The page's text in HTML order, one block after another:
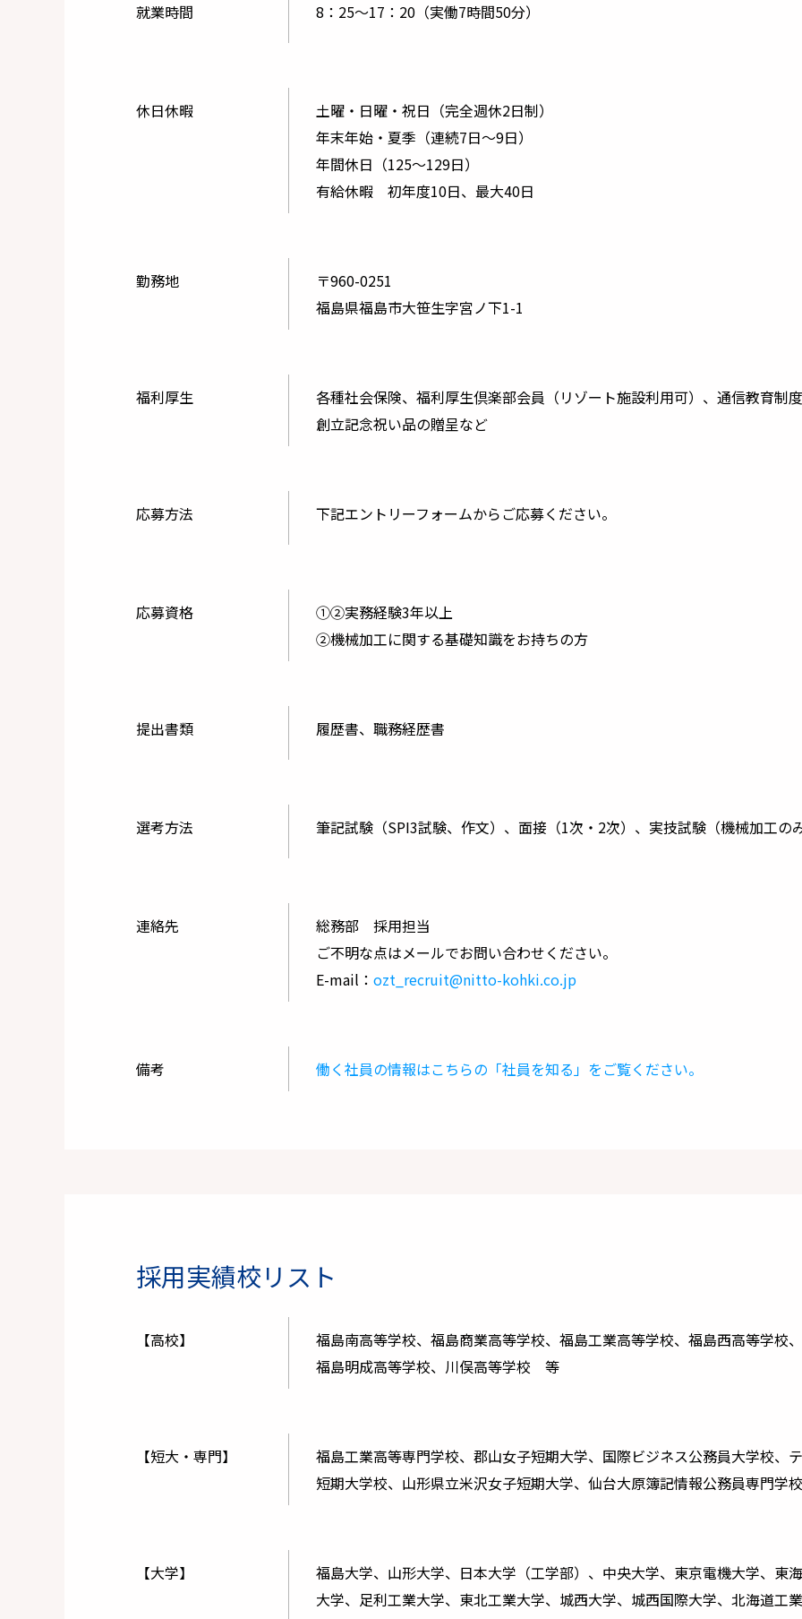
就業時間 8：25～17：20（実働7時間50分）
休日休暇
土曜・日曜・祝日（完全週休2日制）
年末年始・夏季（連続7日～9日）
年間休日（125～129日）
有給休暇 初年度10日、最大40日
勤務地
〒960-0251
福島県福島市大笹生字宮ノ下1-1
福利厚生
各種社会保険、福利厚生倶楽部会員（リゾート施設利用可）、通信教育制
創立記念祝い品の贈呈など
応募方法 下記エントリーフォームからご応募ください。
応募資格
①②実務経験3年以上
②機械加工に関する基礎知識をお持ちの方
提出書類 履歴書、職務経歴書
選考方法 筆記試験（SPI3試験、作文）、面接（1次・2次）、実技試験（機械加工の
連絡先
総務部 採用担当
ご不明な点はメールでお問い合わせください。
E-mail： ozt_recruit@nitto-kohki.co.jp
備考 働く社員の情報はこちらの「社員を知る」をご覧ください。
採用実績校リスト
【高校】
福島南高等学校、福島商業高等学校、福島工業高等学校、福島西高等学校
福島明成高等学校、川俣高等学校 等
【短大・専門】
福島工業高等専門学校、郡山女子短期大学、国際ビジネス公務員大学校、
短期大学校、山形県立米沢女子短期大学、仙台大原簿記情報公務員専門
【大学】
福島⼤学、山形大学、⽇本⼤学（⼯学部）、中央⼤学、東京電機⼤学、東
⼤学、⾜利⼯業⼤学、東北⼯業⼤学、城⻄⼤学、城⻄国際⼤学、北海道⼯